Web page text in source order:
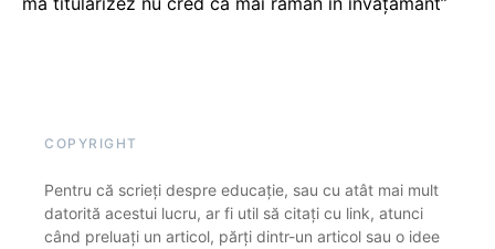
COPYRIGHT
Pentru că scrieți despre educație, sau cu atât mai mult
datorită acestui lucru, ar fi util să citați cu link, atunci
când preluați un articol, părți dintr-un articol sau o idee